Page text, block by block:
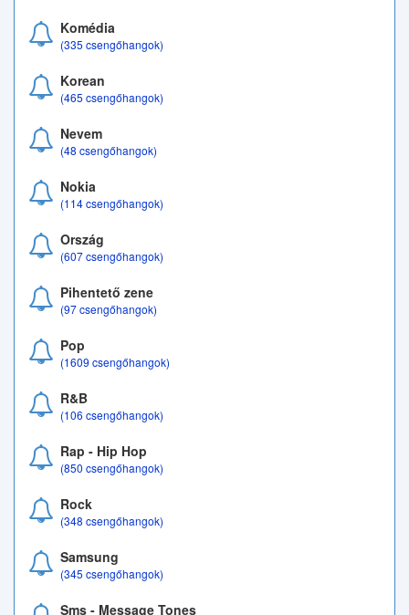
Komédia
(335 csengőhangok)
Korean
(465 csengőhangok)
Nevem
(48 csengőhangok)
Nokia
(114 csengőhangok)
Ország
(607 csengőhangok)
Pihentető zene
(97 csengőhangok)
Pop
(1609 csengőhangok)
R&B
(106 csengőhangok)
Rap - Hip Hop
(850 csengőhangok)
Rock
(348 csengőhangok)
Samsung
(345 csengőhangok)
Sms - Message Tones